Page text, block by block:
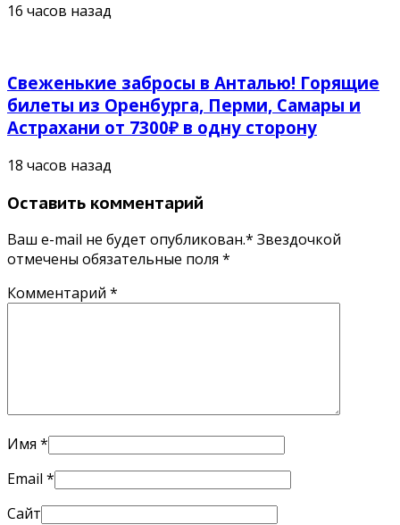
16 часов назад
Свеженькие забросы в Анталью! Горящие
билеты из Оренбурга, Перми, Самары и
Астрахани от 7300₽ в одну сторону
18 часов назад
Оставить комментарий
Ваш e-mail не будет опубликован.* Звездочкой
отмечены обязательные поля *
Комментарий *
Имя *
Email *
Сайт